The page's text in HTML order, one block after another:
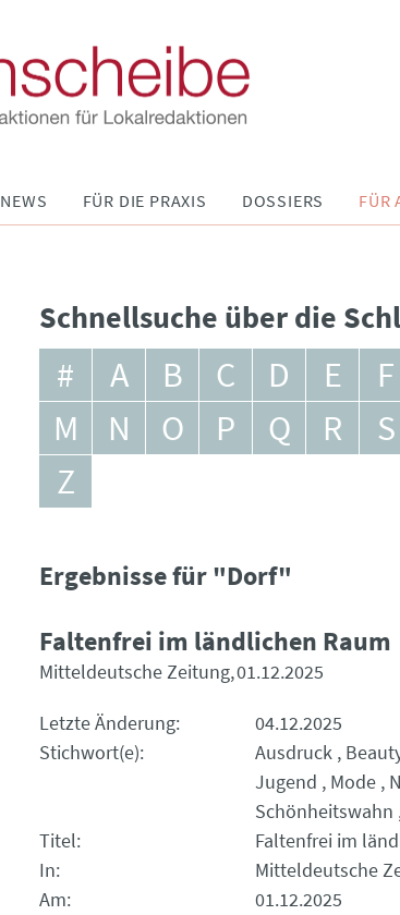
NEWS FÜR DIE PRAXIS DOSSIERS FÜR
Schnellsuche über die
# A B C D E F
M
N O P Q R S
Z
Ergebnisse für "Dorf"
Faltenfrei im ländlichen Raum
Mitteldeutsche Zeitung 01.12.2025
Letzte Änderung
04.12.2025
Stichwort(e)
Ausdruck
Jugend
Mode
Schönheitswahn
Titel
Faltenfrei im
In
Mitteldeutsche
Am
01.12.2025